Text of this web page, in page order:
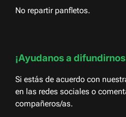
No repartir panfletos.
¡Ayudanos a
Si estás de acuerdo con
en las redes sociales o
compañeros/as.